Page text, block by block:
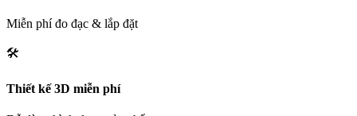
Miễn phí đo đạc & lắp đặt
🛠️
Thiết kế 3D miễn phí